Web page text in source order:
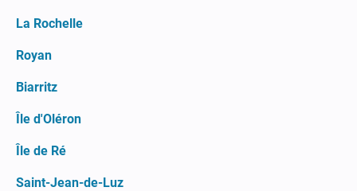
La Rochelle
Royan
Biarritz
Île d'Oléron
Île de Ré
Saint-Jean-de-Luz